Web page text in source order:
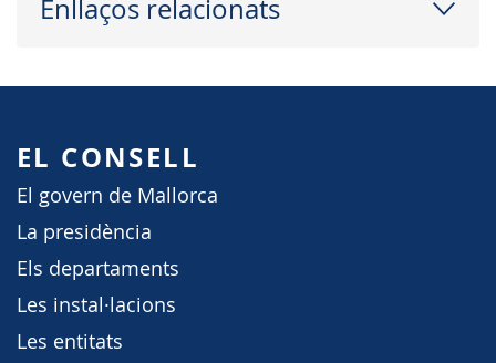
Enllaços relacionats
EL CONSELL
El govern de Mallorca
La presidència
Els departaments
Les instal·lacions
Les entitats